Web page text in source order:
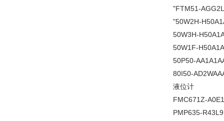
"FTM51-
"50W2H-
50W3H-
50W1F-
50P50-
80I50-
液位计
FMC671Z-
PMP635-